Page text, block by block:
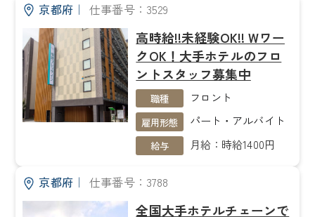
京都府｜ 仕事番号：3529
高時給!!未経験OK!! Wワー
クOK！大手ホテルのフロ
ントスタッフ募集中
職種 フロント
雇用形態 パート・アルバイト
給与 月給：時給1400円
京都府｜ 仕事番号：3788
全国大手ホテルチェーンで